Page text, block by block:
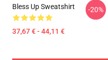
Bless Up Sweatshirt
37,67 € - 44,11 €
-20%